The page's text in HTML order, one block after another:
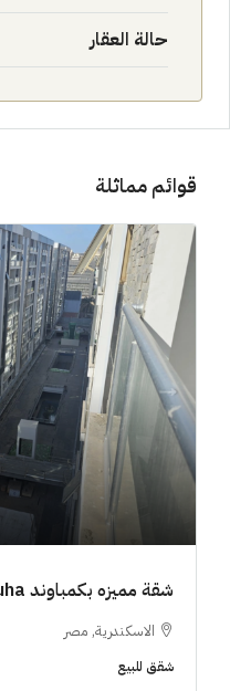
حالة العقار
قوائم مماثلة
شقة مميزه بكمباوند 194m Grand View smouha
الاسكندرية, مصر
شقق للبيع